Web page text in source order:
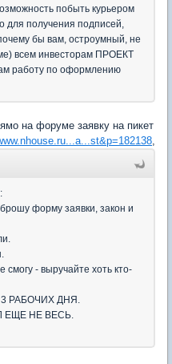
побыть курьером
для получения подписей,
бы вам, остроумный, не
всем инвесторам ПРОЕКТ
работу по оформлению
на форуме заявку на пикет
,
форму заявки, закон и
смогу - выручайте хоть кто-
РАБОЧИХ ДНЯ.
ЕЩЕ НЕ ВЕСЬ.